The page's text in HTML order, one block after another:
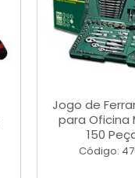
Jogo de
para Oficina
150
Código: